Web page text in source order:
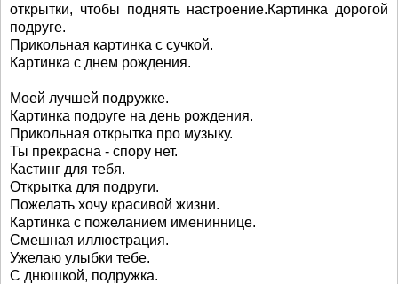
открытки, чтобы поднять настроение.Картинка дорогой
подруге.
Прикольная картинка с сучкой.
Картинка с днем рождения.
Моей лучшей подружке.
Картинка подруге на день рождения.
Прикольная открытка про музыку.
Ты прекрасна - спору нет.
Кастинг для тебя.
Открытка для подруги.
Пожелать хочу красивой жизни.
Картинка с пожеланием имениннице.
Смешная иллюстрация.
Ужелаю улыбки тебе.
С днюшкой, подружка.